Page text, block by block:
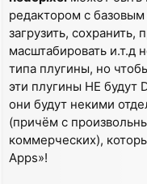
редактором с
загрузить, сохранить,
масштабировать и.т.д
типа плугины, но
эти плугины НЕ будут
они будут некими
(причём с
коммерческих),
Apps»!